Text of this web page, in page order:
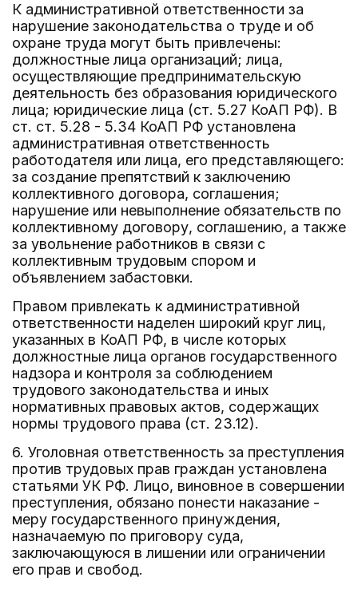
К административной ответственности за
нарушение законодательства о труде и об
охране труда могут быть привлечены:
должностные лица организаций; лица,
осуществляющие предпринимательскую
деятельность без образования юридического
лица; юридические лица (ст. 5.27 КоАП РФ). В
ст. ст. 5.28 - 5.34 КоАП РФ установлена
административная ответственность
работодателя или лица, его представляющего:
за создание препятствий к заключению
коллективного договора, соглашения;
нарушение или невыполнение обязательств по
коллективному договору, соглашению, а также
за увольнение работников в связи с
коллективным трудовым спором и
объявлением забастовки.
Правом привлекать к административной
ответственности наделен широкий круг лиц,
указанных в КоАП РФ, в числе которых
должностные лица органов государственного
надзора и контроля за соблюдением
трудового законодательства и иных
нормативных правовых актов, содержащих
нормы трудового права (ст. 23.12).
6. Уголовная ответственность за преступления
против трудовых прав граждан установлена
статьями УК РФ. Лицо, виновное в совершении
преступления, обязано понести наказание -
меру государственного принуждения,
назначаемую по приговору суда,
заключающуюся в лишении или ограничении
его прав и свобод.